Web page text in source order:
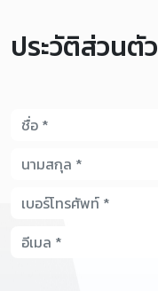
ประวัติส่วนตัว